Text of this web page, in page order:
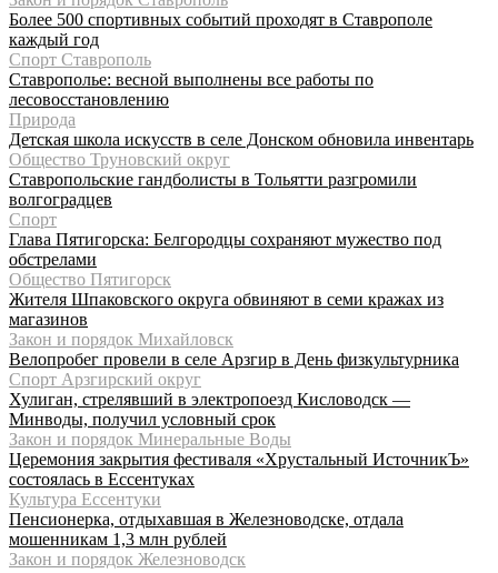
Более 500 спортивных событий проходят в Ставрополе
каждый год
Спорт Ставрополь
Ставрополье: весной выполнены все работы по
лесовосстановлению
Природа
Детская школа искусств в селе Донском обновила инвентарь
Общество Труновский округ
Ставропольские гандболисты в Тольятти разгромили
волгоградцев
Спорт
Глава Пятигорска: Белгородцы сохраняют мужество под
обстрелами
Общество Пятигорск
Жителя Шпаковского округа обвиняют в семи кражах из
магазинов
Закон и порядок Михайловск
Велопробег провели в селе Арзгир в День физкультурника
Спорт Арзгирский округ
Хулиган, стрелявший в электропоезд Кисловодск —
Минводы, получил условный срок
Закон и порядок Минеральные Воды
Церемония закрытия фестиваля «Хрустальный ИсточникЪ»
состоялась в Ессентуках
Культура Ессентуки
Пенсионерка, отдыхавшая в Железноводске, отдала
мошенникам 1,3 млн рублей
Закон и порядок Железноводск